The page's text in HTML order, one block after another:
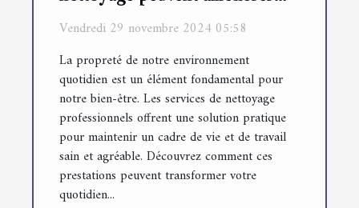
votre quotidien
Vendredi 29 novembre 2024 05:58
La propreté de notre environnement
quotidien est un élément fondamental pour
notre bien-être. Les services de nettoyage
professionnels offrent une solution pratique
pour maintenir un cadre de vie et de travail
sain et agréable. Découvrez comment ces
prestations peuvent transformer votre
quotidien...